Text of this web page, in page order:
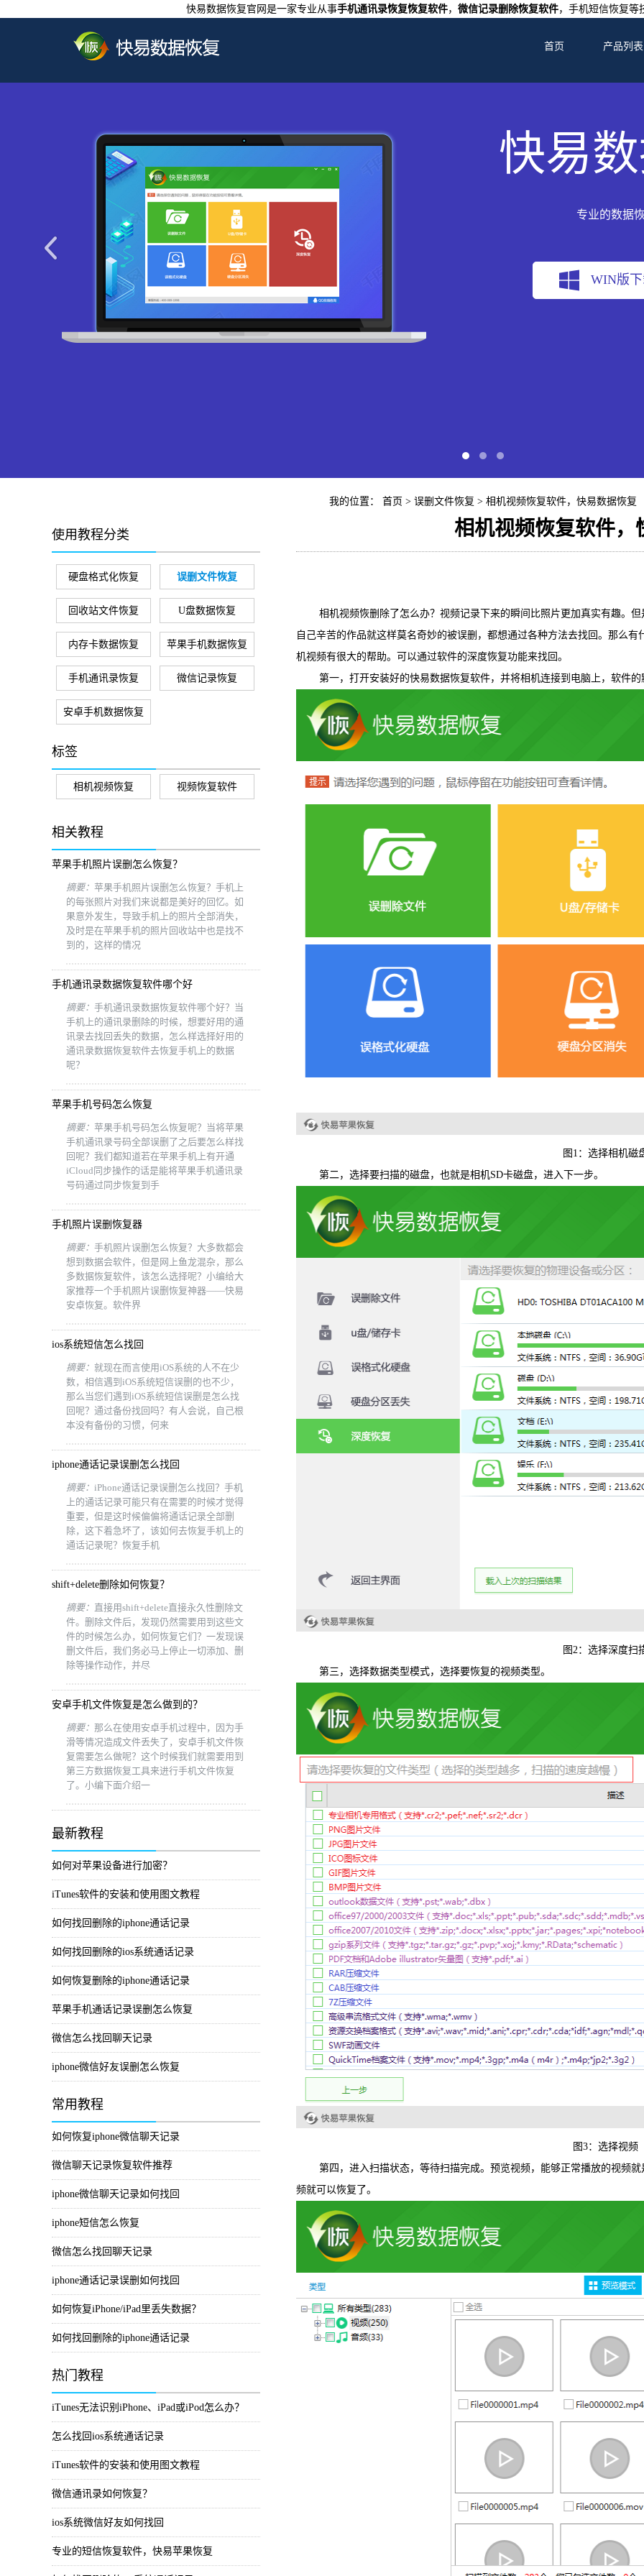
快易数据恢复官网是一家专业从事手机通讯录恢复恢复软件， 微信记录删除恢复软件，手机短信恢复等
首页 产品列表
快易
专业的数据
WIN版
快易
WIN版下
快易
可恢复微
我的位置： 首页 > 误删文件恢复 > 相机视频恢复软件，快易数据恢复
使用教程分类
硬盘格式化恢复 误删文件恢复
回收站文件恢复 U盘数据恢复
内存卡数据恢复 苹果手机数据恢复
手机通讯录恢复 微信记录恢复
安卓手机数据恢复
标签
相机视频恢复 视频恢复软件
相关教程
苹果手机照片误删怎么恢复？
摘要： 苹果手机照片误删怎么恢复？手机上
的每张照片对我们来说都是美好的回忆。如
果意外发生，导致手机上的照片全部消失，
及时是在苹果手机的照片回收站中也是找不
到的，这样的情况
手机通讯录数据恢复软件哪个好
摘要： 手机通讯录数据恢复软件哪个好？当
手机上的通讯录删除的时候，想要好用的通
讯录去找回丢失的数据，怎么样选择好用的
通讯录数据恢复软件去恢复手机上的数据
呢？
苹果手机号码怎么恢复
摘要： 苹果手机号码怎么恢复呢？当将苹果
手机通讯录号码全部误删了之后要怎么样找
回呢？我们都知道若在苹果手机上有开通
iCloud同步操作的话是能将苹果手机通讯录
号码通过同步恢复到手
手机照片误删恢复器
摘要： 手机照片误删怎么恢复？大多数都会
想到数据会软件，但是网上鱼龙混杂，那么
多数据恢复软件，该怎么选择呢？小编给大
家推荐一个手机照片误删恢复神器——快易
安卓恢复。软件界
ios系统短信怎么找回
摘要： 就现在而言使用iOS系统的人不在少
数，相信遇到iOS系统短信误删的也不少，
那么当您们遇到iOS系统短信误删是怎么找
回呢？通过备份找回吗？有人会说，自己根
本没有备份的习惯，何来
iphone通话记录误删怎么找回
摘要： iPhone通话记录误删怎么找回？手机
上的通话记录可能只有在需要的时候才觉得
重要，但是这时候偏偏将通话记录全部删
除，这下着急坏了，该如何去恢复手机上的
通话记录呢？恢复手机
shift+delete删除如何恢复？
摘要： 直接用shift+delete直接永久性删除文
件。删除文件后，发现仍然需要用到这些文
件的时候怎么办，如何恢复它们？一发现误
删文件后，我们务必马上停止一切添加、删
除等操作动作，并尽
安卓手机文件恢复是怎么做到的？
摘要： 那么在使用安卓手机过程中，因为手
滑等情况造成文件丢失了，安卓手机文件恢
复需要怎么做呢？这个时候我们就需要用到
第三方数据恢复工具来进行手机文件恢复
了。小编下面介绍一
最新教程
如何对苹果设备进行加密？
iTunes软件的安装和使用图文教程
如何找回删除的iphone通话记录
如何找回删除的ios系统通话记录
如何恢复删除的iphone通话记录
苹果手机通话记录误删怎么恢复
微信怎么找回聊天记录
iphone微信好友误删怎么恢复
常用教程
如何恢复iphone微信聊天记录
微信聊天记录恢复软件推荐
iphone微信聊天记录如何找回
iphone短信怎么恢复
微信怎么找回聊天记录
iphone通话记录误删如何找回
如何恢复iPhone/iPad里丢失数据？
如何找回删除的iphone通话记录
热门教程
iTunes无法识别iPhone、iPad或iPod怎么办？
怎么找回ios系统通话记录
iTunes软件的安装和使用图文教程
微信通讯录如何恢复？
ios系统微信好友如何找回
专业的短信恢复软件，快易苹果恢复
相机视频恢复软件，
相机视频恢删除了怎么办？视频记录下来的瞬间比照片更加真实有趣。但
自己辛苦的作品就这样莫名奇妙的被误删，都想通过各种方法去找回。那么有
机视频有很大的帮助。可以通过软件的深度恢复功能来找回。
第一，打开安装好的快易数据恢复软件，并将相机连接到电脑上，软件的
图1：选择相机磁
第二，选择要扫描的磁盘，也就是相机SD卡磁盘，进入下一步。
图2：选择深度扫
第三，选择数据类型模式，选择要恢复的视频类型。
图3：选择视频
第四，进入扫描状态，等待扫描完成。预览视频，能够正常播放的视频就
频就可以恢复了。